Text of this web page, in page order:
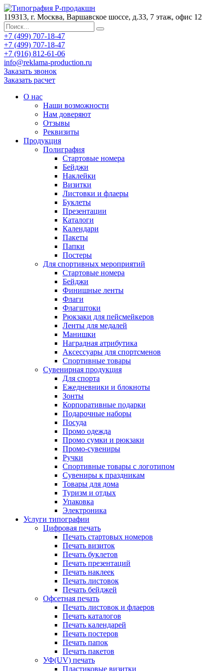
119313, г. Москва, Варшавское шоссе, д.33, 7 этаж, офис 12
+7 (499) 707-18-47
+7 (499) 707-18-47
+7 (916) 812-61-06
info@reklama-production.ru
Заказать звонок
Заказать расчет
О нас
Наши возможности
Нам доверяют
Отзывы
Реквизиты
Продукция
Полиграфия
Стартовые номера
Бейджи
Наклейки
Визитки
Листовки и флаеры
Буклеты
Презентации
Каталоги
Календари
Пакеты
Папки
Постеры
Для спортивных мероприятий
Стартовые номера
Бейджи
Финишные ленты
Флаги
Флагштоки
Рюкзаки для пейсмейкеров
Ленты для медалей
Манишки
Наградная атрибутика
Аксессуары для спортсменов
Спортивные товары
Сувенирная продукция
Для спорта
Ежедневники и блокноты
Зонты
Корпоративные подарки
Подарочные наборы
Посуда
Промо одежда
Промо сумки и рюкзаки
Промо-сувениры
Ручки
Спортивные товары с логотипом
Сувениры к праздникам
Товары для дома
Туризм и отдых
Упаковка
Электроника
Услуги типографии
Цифровая печать
Печать стартовых номеров
Печать визиток
Печать буклетов
Печать презентаций
Печать наклеек
Печать листовок
Печать бейджей
Офсетная печать
Печать листовок и флаеров
Печать каталогов
Печать календарей
Печать постеров
Печать папок
Печать пакетов
УФ(UV) печать
Пластиковые визитки